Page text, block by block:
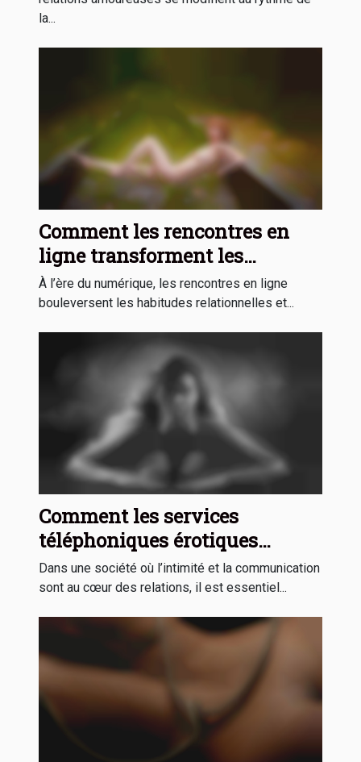
la...
Comment les rencontres en
ligne transforment les
interactions locales ?
À l’ère du numérique, les rencontres en ligne
bouleversent les habitudes relationnelles et...
Comment les services
téléphoniques érotiques
peuvent-ils enrichir votre vie
intime ?
Dans une société où l’intimité et la communication
sont au cœur des relations, il est essentiel...